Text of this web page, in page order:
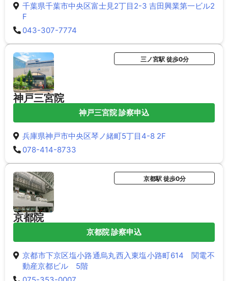
千葉県千葉市中央区富士見2丁目2-3 吉田興業第一ビル2
F
043-307-7774
神戸三宮院
三ノ宮駅 徒歩0分
神戸三宮院 診察申込
兵庫県神戸市中央区琴ノ緒町5丁目4-8 2F
078-414-8733
京都院
京都駅 徒歩0分
京都院 診察申込
京都市下京区塩小路通烏丸西入東塩小路町614 関電不
動産京都ビル 5階